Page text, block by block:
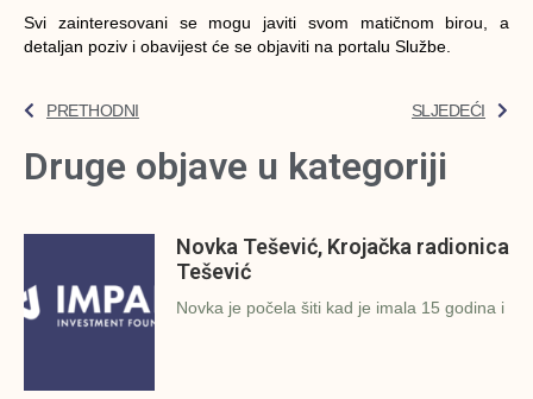
Svi zainteresovani se mogu javiti svom matičnom birou, a
detaljan poziv i obavijest će se objaviti na portalu Službe.
PRETHODNI SLJEDEĆI
Druge objave u kategoriji
Novka Tešević, Krojačka radionica
Tešević
Novka je počela šiti kad je imala 15 godina i